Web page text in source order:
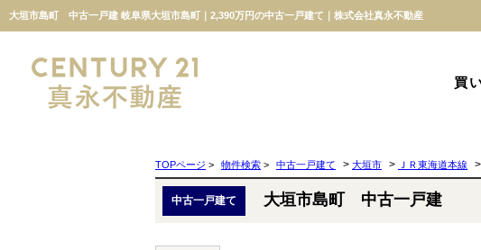
大垣市島町 中古一戸建 岐阜県大垣市島町｜2,390万円の中古一戸建て｜株式会社真永不動産
買
TOPページ > 物件検索 > 中古一戸建て > 大垣市 > ＪＲ東海道本線 >
中古一戸建て 大垣市島町 中古一戸建